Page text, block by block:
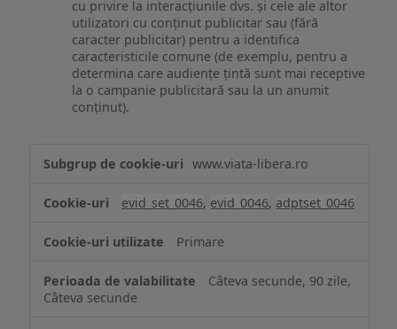
cu privire la interacțiunile dvs. și cele ale altor
utilizatori cu conținut publicitar sau (fără
caracter publicitar) pentru a identifica
caracteristicile comune (de exemplu, pentru a
determina care audiențe țintă sunt mai receptive
la o campanie publicitară sau la un anumit
conținut).
www.viata-libera.ro
evid_set_0046, evid_0046, adptset_0046
Primare
Câteva secunde, 90 zile,
Câteva secunde